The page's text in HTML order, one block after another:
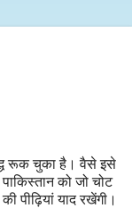
रूक चुका है। वैसे इसे
को जो चोट
पीढ़ियां याद रखेंगी।